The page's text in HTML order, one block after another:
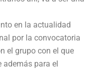
en la actualidad
por la convocatoria
el grupo con el que
para el